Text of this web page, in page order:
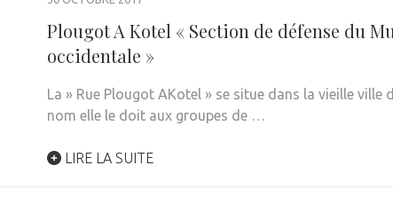
Plougot A Kotel « Section de défense du
occidentale »
La » Rue Plougot AKotel » se situe dans la vieille ville
nom elle le doit aux groupes de …
LIRE LA SUITE